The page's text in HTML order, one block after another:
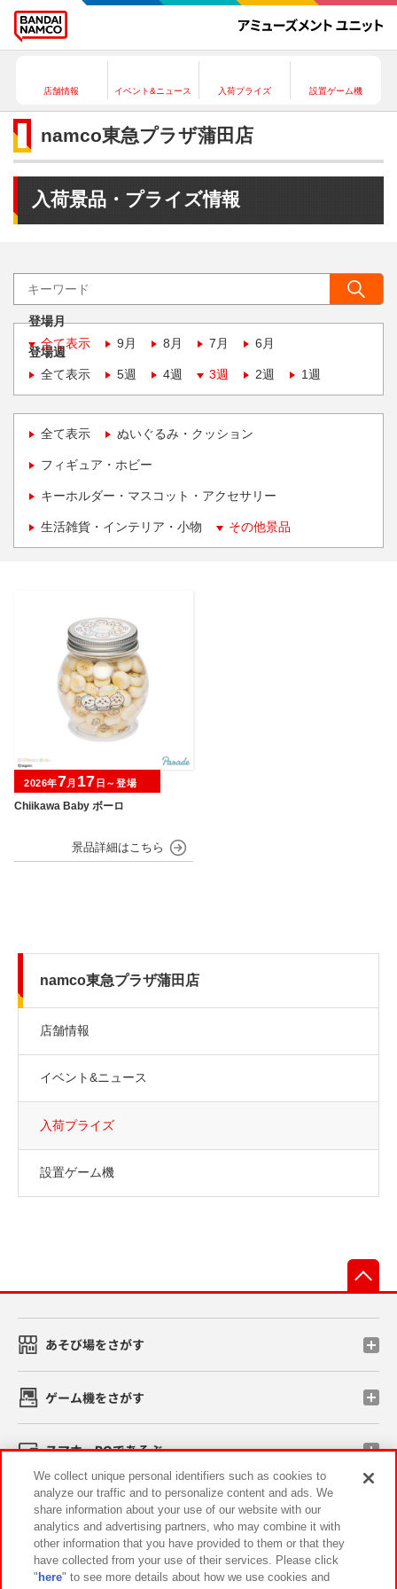
店舗情報 イベント&ニュース 入荷プライズ 設置ゲーム機
namco東急プラザ蒲田店
入荷景品・プライズ情報
登場月
全て表示
9月 8月 7月 6月
登場週
全て表示
5週 4週 3週 2週 1週
全て表示 ぬいぐるみ・クッション
フィギュア・ホビー
キーホルダー・マスコット・アクセサリー
生活雑貨・インテリア・小物 その他景品
Chiikawa Baby ボーロ
2026年7月 17 日～登場
namco東急プラザ蒲田店
店舗情報
イベント&ニュース
入荷プライズ
設置ゲーム機
あそび場をさがす
ゲーム機をさがす
スマホ・PCであそぶ
イベント・キャンペーン
We collect unique personal identifiers such as cookies to
analyze our traffic and to personalize content and ads. We
share information about your use of our website with our
analytics and advertising partners, who may combine it with
other information that you have provided to them or that they
have collected from your use of their services. Please click
" here" to see more details about how we use cookies and